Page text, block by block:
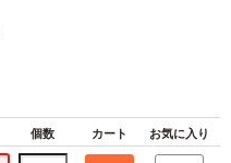
個数 カート お気に入り